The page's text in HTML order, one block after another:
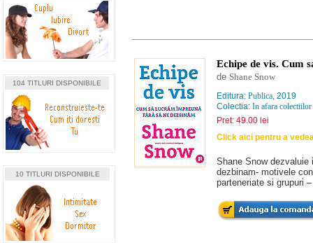
104 TITLURI DISPONIBILE
10 TITLURI DISPONIBILE
Echipe de vis. Cum
de Shane Snow
Editura: Publica, 2019
Colectia: In afara colectiilor
Pret: 49.00 lei
Click aici pentru a
Shane Snow
dezbinam- motivele
parteneriate si grupuri